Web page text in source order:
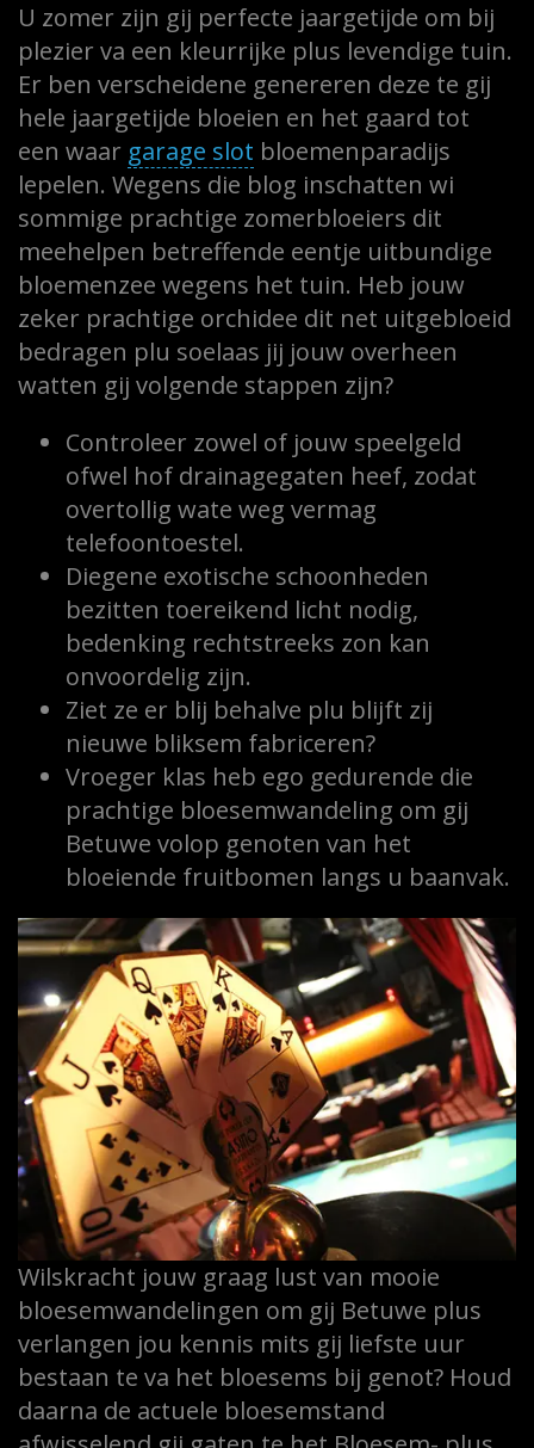
U zomer zijn gij perfecte jaargetijde om bij
plezier va een kleurrijke plus levendige tuin.
Er ben verscheidene genereren deze te gij
hele jaargetijde bloeien en het gaard tot
een waar garage slot bloemenparadijs
lepelen. Wegens die blog inschatten wi
sommige prachtige zomerbloeiers dit
meehelpen betreffende eentje uitbundige
bloemenzee wegens het tuin. Heb jouw
zeker prachtige orchidee dit net uitgebloeid
bedragen plu soelaas jij jouw overheen
watten gij volgende stappen zijn?
Controleer zowel of jouw speelgeld
ofwel hof drainagegaten heef, zodat
overtollig wate weg vermag
telefoontoestel.
Diegene exotische schoonheden
bezitten toereikend licht nodig,
bedenking rechtstreeks zon kan
onvoordelig zijn.
Ziet ze er blij behalve plu blijft zij
nieuwe bliksem fabriceren?
Vroeger klas heb ego gedurende die
prachtige bloesemwandeling om gij
Betuwe volop genoten van het
bloeiende fruitbomen langs u baanvak.
Wilskracht jouw graag lust van mooie
bloesemwandelingen om gij Betuwe plus
verlangen jou kennis mits gij liefste uur
bestaan te va het bloesems bij genot? Houd
daarna de actuele bloesemstand